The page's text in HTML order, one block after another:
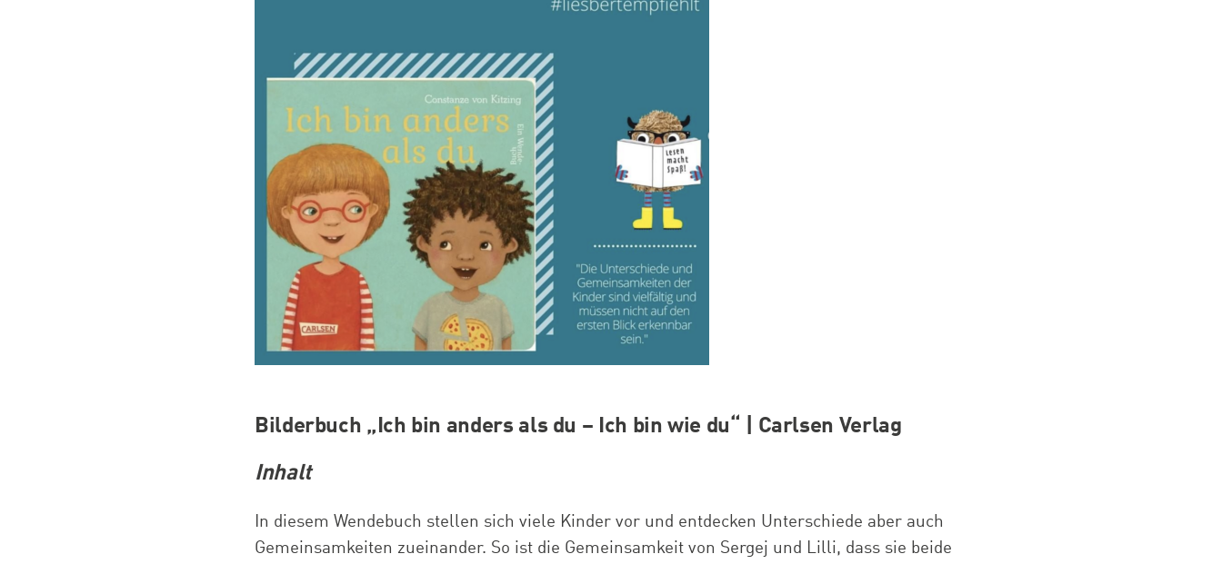
Bilderbuch „Ich bin anders als du – Ich bin wie du“ | Carlsen Verlag
Inhalt
In diesem Wendebuch stellen sich viele Kinder vor und entdecken Unterschiede aber auch
Gemeinsamkeiten zueinander. So ist die Gemeinsamkeit von Sergej und Lilli, dass sie beide